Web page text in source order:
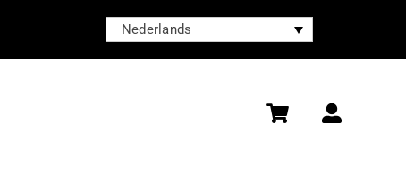
Nederlands